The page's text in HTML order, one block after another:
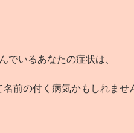
でいるあなたの症状は、
前の付く病気かもしれませ